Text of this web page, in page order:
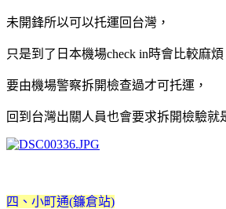
未開鋒所以可以托運回台灣，
只是到了日本機場check in時會比較麻煩
要由機場警察拆開檢查過才可托運，
回到台灣出關人員也會要求拆開檢驗就
四、小町通(鐮倉站)